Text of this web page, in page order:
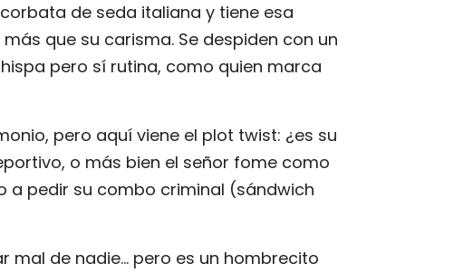
de seda italiana y tiene esa
que su carisma. Se despiden con un
pero sí rutina, como quien marca
pero aquí viene el plot twist: ¿es su
o más bien el señor fome como
a pedir su combo criminal (sándwich
mal de nadie... pero es un hombrecito